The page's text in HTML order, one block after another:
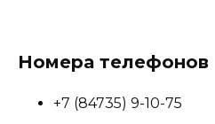
Номера телефонов
+7 (84735) 9-10-75